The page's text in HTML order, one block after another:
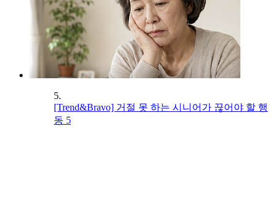
5.
[Trend&Bravo] 거절 못 하는 시니어가 끊어야 할 행
동 5